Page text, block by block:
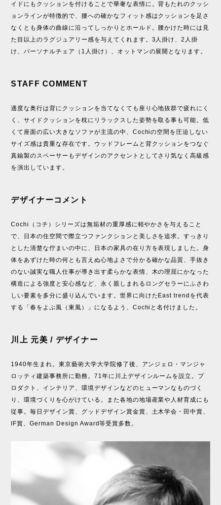
イドにもクッションを付けることで華奢な表情に。背もたれのクッシ
ョンラインが特徴的で、腰への確かなフィット感はクッションを足さ
なくとも身体の曲線に沿ってしっかりとホールド。腰かけた時には見
た目以上のラグジュアリー感を与えてくれます。3人掛け、2人掛
け、パーソナルチェア（1人掛け）、オットマンの展開となります。
STAFF COMMENT
適度な奥行は背にクッションを当てなくても座り心地抜群で疲れにく
く、サイドクッションを枕にリラックスした姿勢を取る事も可能。低
くて座面の広い大きなソファが主流の中、Cochiの空間を圧迫しない
サイズ感は貴重な存在です。ウッドフレームと背クッションをつなぐ
真鍮製のスペーサーもデザインのアクセントとしてさり気なく高級感
を演出しています。
デザイナーコメント
Cochi（コチ）シリーズは無垢材の重厚感に軽やかさを与えること
で、日本の住空間で際立つファンクションと美しさを追求。すっきり
とした清楚な佇まいの中に、日本の家具の在り方を表現しました。身
体をあずけた時の何とも言えぬ心地よさで分かる確かな品質、手抜き
のない誠実な職人仕事が導き出す柔らかな表情、木の理屈にかなった
構造による強度と安心感など、永く親しまれるロングセラーにふさわ
しい要素を多分に盛り込んでいます。世界に向けたEast trendを代表
する「春をよぶ風（東風）」になるよう、Cochiと名付けました。
川上 元美 / デザイナー
1940年生まれ。東京藝術大学大学院修了後、アンジェロ・マンジャ
ロッティ建築事務所に勤務。71年に川上デザインルームを設立。プ
ロダクト、インテリア、環境デザインなどのヒューマンなものづく
り、環境づくりを心がけている。また各地の地場産業や人材育成にも
従事。毎日デザイン賞、グッドデザイン賞金賞、土木学会・田中賞、
IF賞、German Design Award等受賞多数。